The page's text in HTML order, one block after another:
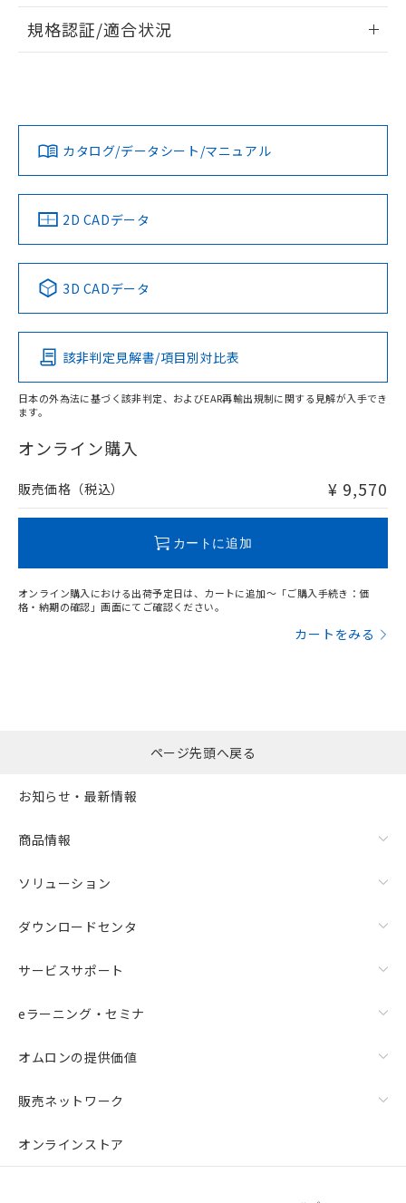
タイムチャート
A: 120mm以上、B: 100mm以上
以上、n: 36mm以上
検出領域
ログイン/会員登録
ダウンロードデータをご利用いただく前に、以下を必ずお読
みください。
ソフトウェアの使用条件
EU RoHS 注意事項・凡例
対応済み
中国 RoHS 注意事項・凡例
Pb Hg Cd Cr(VI)
O
在庫等で未対応品が混在する可能性があります。
問い合わせください。
規格認証/適合状況
LR型式承認
（イギリス
船舶規格）
DNV型式承認
（ノルウェー
BV型式承認
（フランス
KR型式
（韓国
No No No No
この製品の規格認証/適合状況ページへ
その他の認証はこちらのページからご検索ください
カタログ/データシート/マニュアル
2D CADデータ
3D CADデータ
該非判定見解書/項目別対比表
日本の外為法に基づく該非判定、およびEAR再輸出規制に関する見解が入手でき
ます。
オンライン購入
販売価格（税込） ¥ 9,570
カートに追加
オンライン購入における出荷予定日は、カートに追加～「ご購入手続き：価
格・納期の確認」画面にてご確認ください。
カートをみる
ページ先頭へ戻る
お知らせ・最新情報
商品情報
ソリューション
ダウンロードセンタ
サービスサポート
eラーニング・セミナ
オムロンの提供価値
販売ネットワーク
オンラインストア